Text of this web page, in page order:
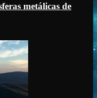
metálicas de